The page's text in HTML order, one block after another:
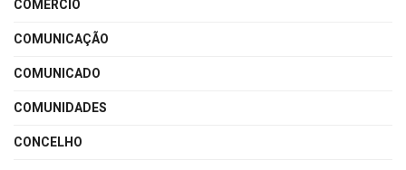
COMÉRCIO
COMUNICAÇÃO
COMUNICADO
COMUNIDADES
CONCELHO